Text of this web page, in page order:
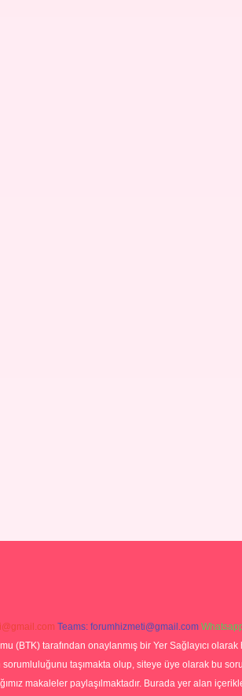
Teams: forumhizmeti@gmail.com
(BTK) tarafından onaylanmış bir Yer Sağlayıcı
taşımakta olup, siteye üye olarak bu
makaleler paylaşılmaktadır. Burada yer alan